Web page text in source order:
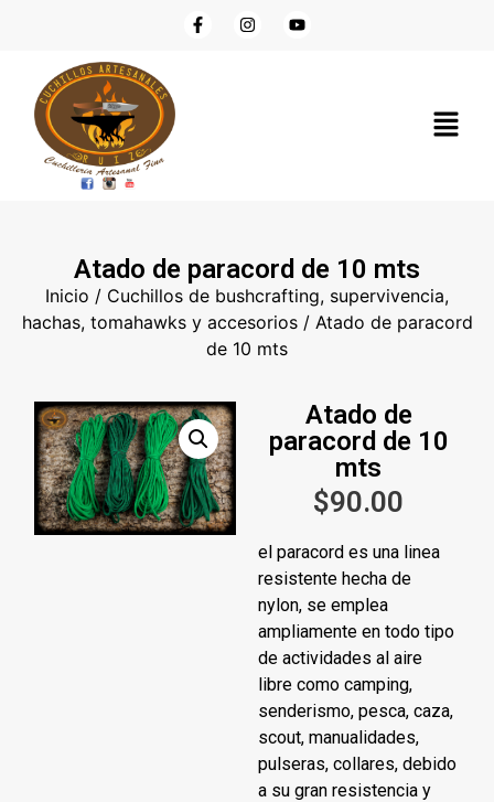
Atado de paracord de 10 mts
Inicio / Cuchillos de bushcrafting, supervivencia,
hachas, tomahawks y accesorios/ Atado de paracord
de 10 mts
Atado de
paracord de 10
mts
$90.00
el paracord es una linea
resistente hecha de
nylon, se emplea
ampliamente en todo tipo
de actividades al aire
libre como camping,
senderismo, pesca, caza,
scout, manualidades,
pulseras, collares, debido
a su gran resistencia y